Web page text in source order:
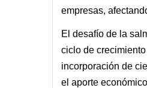
empresas,
El desafío de la
ciclo de
incorporación de
el aporte